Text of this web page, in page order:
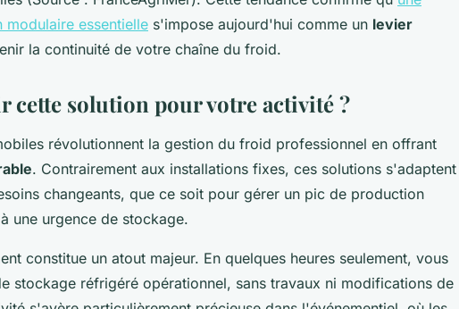
essentielle s'impose aujourd'hui comme un levier
la continuité de votre chaîne du froid.
cette solution pour votre activité ?
révolutionnent la gestion du froid professionnel en offrant
. Contrairement aux installations fixes, ces solutions s'adaptent
changeants, que ce soit pour gérer un pic de production
une urgence de stockage.
constitue un atout majeur. En quelques heures seulement, vous
stockage réfrigéré opérationnel, sans travaux ni modifications de